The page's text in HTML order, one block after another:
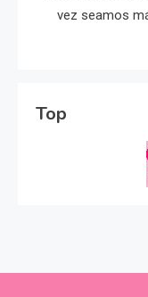
vez seamos
Top